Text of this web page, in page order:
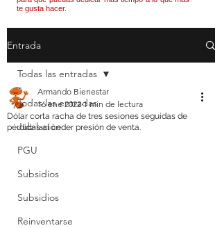
te gusta hacer.
Entrada
Todas las entradas
Jubilación
PGU
Subsidios
Subsidios
Reinventarse
Todas las entradas
Dólar corta racha de tres sesiones seguidas de
pérdidas al ceder presión de venta.
Armando Bienestar
16 ene 2022 1 min de lectura